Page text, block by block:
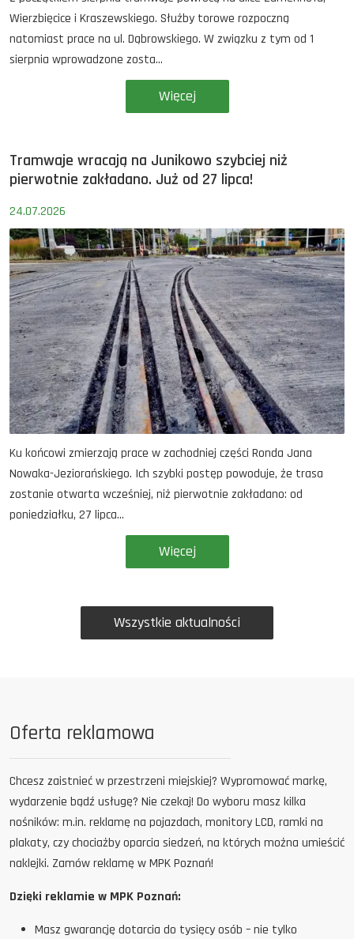
Wierzbięcice i Kraszewskiego. Służby torowe rozpoczną
natomiast prace na ul. Dąbrowskiego. W związku z tym od 1
sierpnia wprowadzone zosta...
Więcej
Tramwaje wracają na Junikowo szybciej niż
pierwotnie zakładano. Już od 27 lipca!
24.07.2026
Ku końcowi zmierzają prace w zachodniej części Ronda Jana
Nowaka-Jeziorańskiego. Ich szybki postęp powoduje, że trasa
zostanie otwarta wcześniej, niż pierwotnie zakładano: od
poniedziałku, 27 lipca...
Więcej
Wszystkie aktualności
Oferta reklamowa
Chcesz zaistnieć w przestrzeni miejskiej? Wypromować markę,
wydarzenie bądź usługę? Nie czekaj! Do wyboru masz kilka
nośników: m.in. reklamę na pojazdach, monitory LCD, ramki na
plakaty, czy chociażby oparcia siedzeń, na których można umieścić
naklejki. Zamów reklamę w MPK Poznań!
Dzięki reklamie w MPK Poznań:
Masz gwarancję dotarcia do tysięcy osób – nie tylko